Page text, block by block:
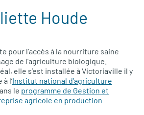
Houde
pour l’accès à la nourriture saine
de l’agriculture biologique.
elle s’est installée à Victoriaville il y
l’Institut national d’agriculture
le programme de Gestion et
agricole en production